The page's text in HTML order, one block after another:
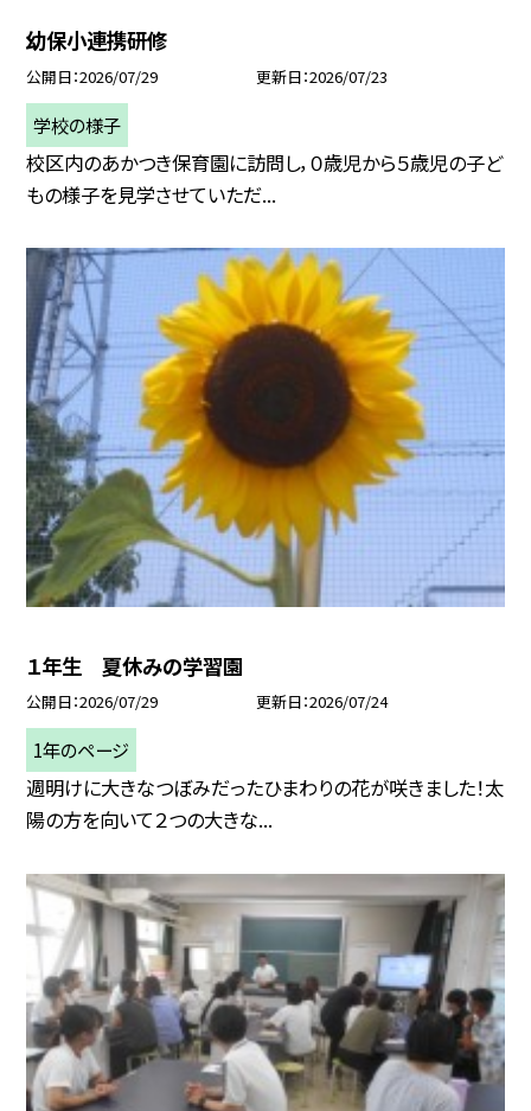
幼保小連携研修
公開日 2026/07/29 更新日 2026/07/23
学校の様子
校区内のあかつき保育園に訪問し，０歳児から５歳児の子ど
もの様子を見学させていただ...
１年生 夏休みの学習園
公開日 2026/07/29 更新日 2026/07/24
1年のページ
週明けに大きなつぼみだったひまわりの花が咲きました！太
陽の方を向いて２つの大きな...